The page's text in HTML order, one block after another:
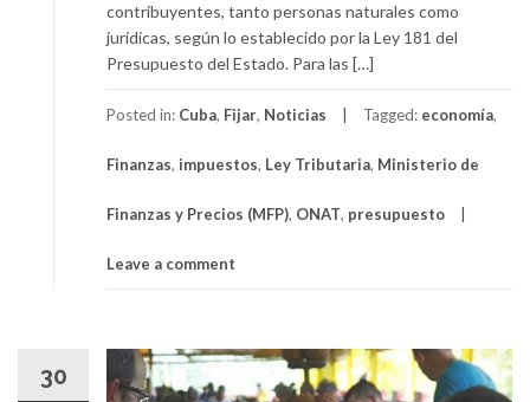
contribuyentes, tanto personas naturales como
jurídicas, según lo establecido por la Ley 181 del
Presupuesto del Estado. Para las […]
Posted in: Cuba, Fijar, Noticias Tagged: economía,
Finanzas, impuestos, Ley Tributaria, Ministerio de
Finanzas y Precios (MFP), ONAT, presupuesto
Leave a comment
30